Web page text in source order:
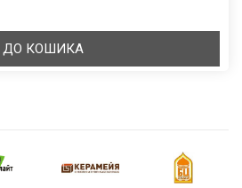
ДО КОШИКА